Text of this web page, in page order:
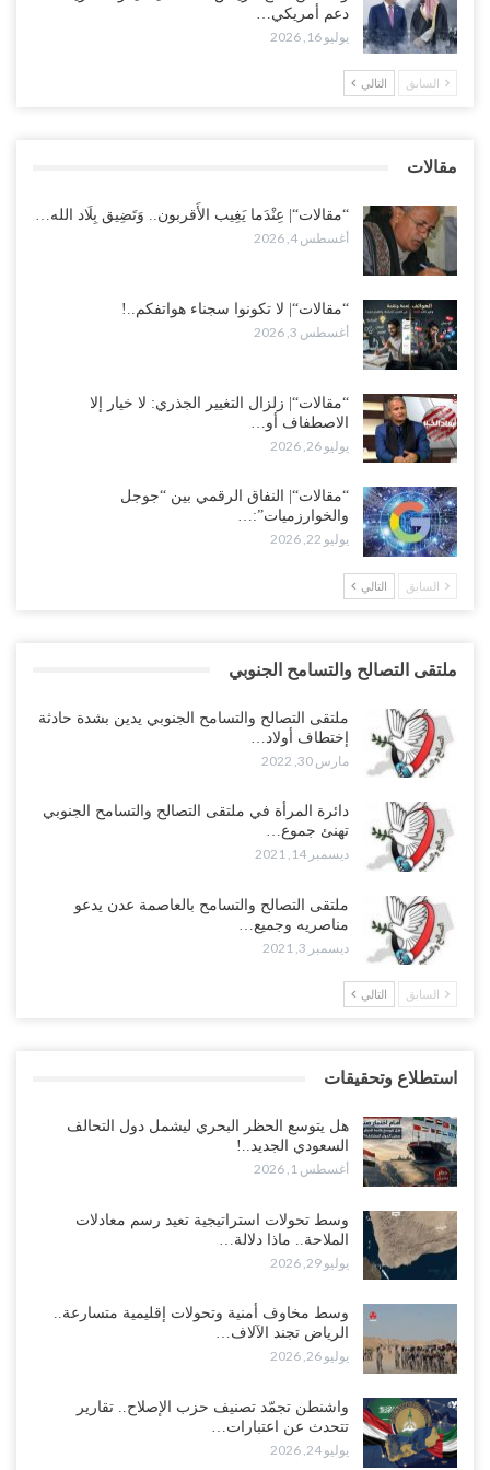
العطش وغياب الغاز يفاقمان مأساة الأهالي بعدن.. مدينة تغرق في دوامة
الانهيار الخدمي..!
أغسطس 3, 2026
دعم أمريكي…
يوليو 16, 2026
السابق التالي
مقالات
“مقالات“| عِنْدَما يَغِيب الأَقربون.. وَتَضِيق بِلَاد الله…
أغسطس 4, 2026
“مقالات“| لا تكونوا سجناء هواتفكم..!
أغسطس 3, 2026
“مقالات“| زلزال التغيير الجذري: لا خيار إلا
الاصطفاف أو…
يوليو 26, 2026
“مقالات“| النفاق الرقمي بين “جوجل
والخوارزميات”:…
يوليو 22, 2026
السابق التالي
ملتقى التصالح والتسامح الجنوبي
ملتقى التصالح والتسامح الجنوبي يدين بشدة حادثة
إختطاف أولاد…
مارس 30, 2022
دائرة المرأة في ملتقى التصالح والتسامح الجنوبي
تهنئ جموع…
ديسمبر 14, 2021
ملتقى التصالح والتسامح بالعاصمة عدن يدعو
مناصريه وجميع…
ديسمبر 3, 2021
السابق التالي
استطلاع وتحقيقات
هل يتوسع الحظر البحري ليشمل دول التحالف
السعودي الجديد..!
أغسطس 1, 2026
وسط تحولات استراتيجية تعيد رسم معادلات
الملاحة.. ماذا دلالة…
يوليو 29, 2026
وسط مخاوف أمنية وتحولات إقليمية متسارعة..
الرياض تجند الآلاف…
يوليو 26, 2026
واشنطن تجمّد تصنيف حزب الإصلاح.. تقارير
تتحدث عن اعتبارات…
يوليو 24, 2026